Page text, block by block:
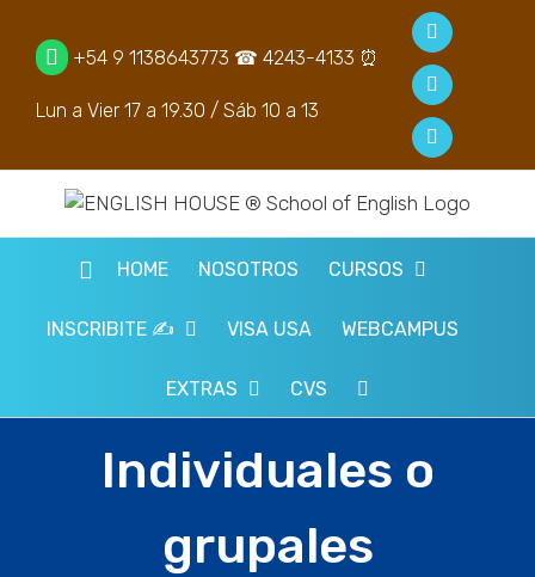
contenido
+54 9 1138643773 ☎ 4243-4133 ⏰
Lun a Vier 17 a 19.30​ /​ Sáb 10 a 13​
Facebook
YouTube
Instagram
HOME NOSOTROS CURSOS
INSCRIBITE ✍️ VISA USA WEBCAMPUS
EXTRAS CVS
Individuales o
grupales